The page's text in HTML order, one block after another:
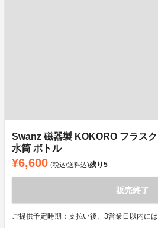
Swanz 磁器製 KOKORO フラス
水筒 ボトル
¥6,600 (税込/送料込)残り5
販売終了
ご提供予定時期：支払い後、3営業日以内に